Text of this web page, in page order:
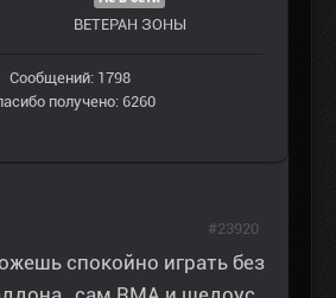
ВЕТЕРАН ЗOНЫ
Сообщений: 1798
получено: 6260
спокойно играть без
#23920